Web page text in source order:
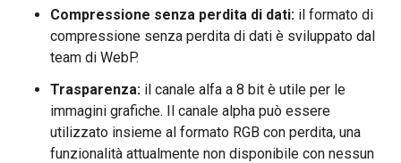
Compressione senza perdita di dati: il formato di
compressione senza perdita di dati è sviluppato dal
team di WebP.
Trasparenza: il canale alfa a 8 bit è utile per le
immagini grafiche. Il canale alpha può essere
utilizzato insieme al formato RGB con perdita, una
funzionalità attualmente non disponibile con nessun